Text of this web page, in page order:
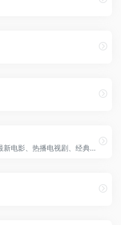
免费提供VIP影视平台，拥有全网最新电影、热播电视剧、经典动漫、综艺节目等影视资源。